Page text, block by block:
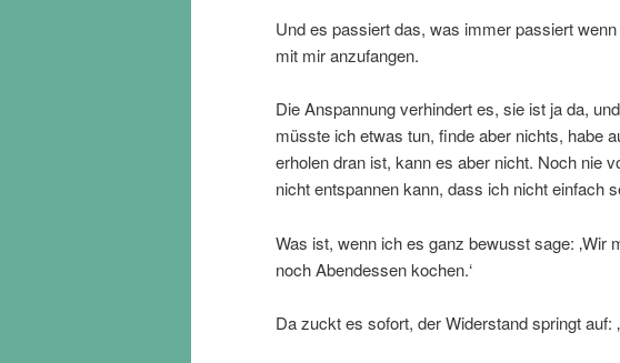
Und es passiert das, was immer passiert
mit mir anzufangen.
Die Anspannung verhindert es, sie ist ja da,
müsste ich etwas tun, finde aber nichts, habe
erholen dran ist, kann es aber nicht. Noch nie
nicht entspannen kann, dass ich nicht einfach
Was ist, wenn ich es ganz bewusst sage: ‚Wir
noch Abendessen kochen.‘
Da zuckt es sofort, der Widerstand springt auf: